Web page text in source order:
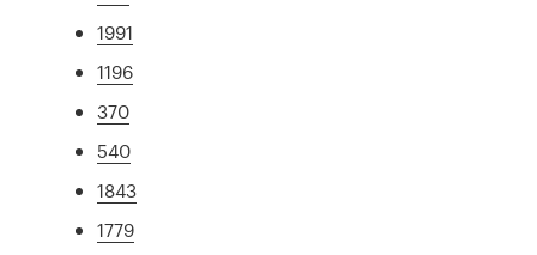
1991
1196
370
540
1843
1779